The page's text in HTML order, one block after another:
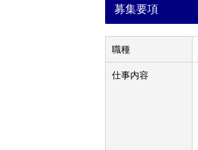
募集要項
職種
仕事内容